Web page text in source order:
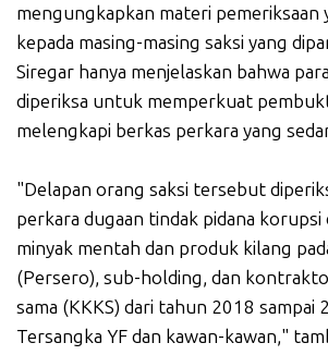
mengungkapkan materi pemeriksaan
kepada masing-masing saksi yang
Siregar hanya menjelaskan bahwa
diperiksa untuk memperkuat
melengkapi berkas perkara yang
"Delapan orang saksi tersebut
perkara dugaan tindak pidana
minyak mentah dan produk kilang
(Persero), sub-holding, dan
sama (KKKS) dari tahun 2018 sampai
Tersangka YF dan kawan-kawan,"